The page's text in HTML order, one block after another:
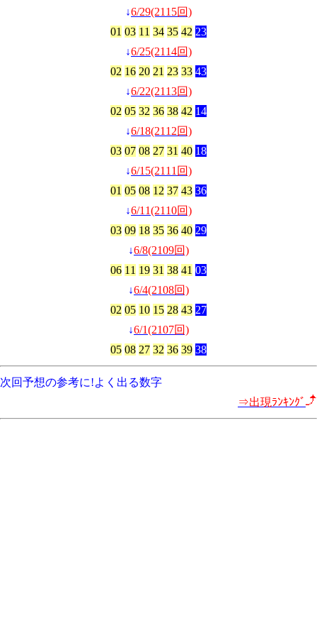
↓6/29(2115回)
01 03 11 34 35 42 23
↓6/25(2114回)
02 16 20 21 23 33 43
↓6/22(2113回)
02 05 32 36 38 42 14
↓6/18(2112回)
03 07 08 27 31 40 18
↓6/15(2111回)
01 05 08 12 37 43 36
↓6/11(2110回)
03 09 18 35 36 40 29
↓6/8(2109回)
06 11 19 31 38 41 03
↓6/4(2108回)
02 05 10 15 28 43 27
↓6/1(2107回)
05 08 27 32 36 39 38
次回予想の参考に!よく出る数字
⇒出現ﾗﾝｷﾝｸﾞ